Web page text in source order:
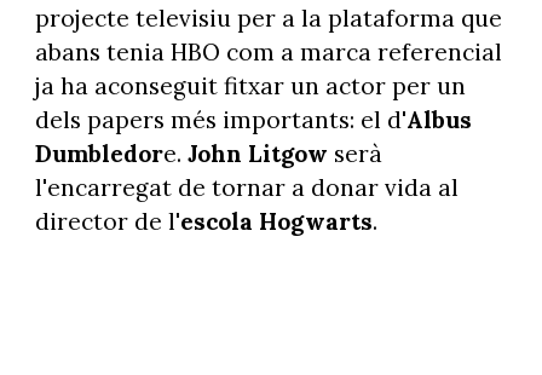
projecte televisiu per a la plataforma que
abans tenia HBO com a marca referencial
ja ha aconseguit fitxar un actor per un
dels papers més importants: el d'Albus
Dumbledore. John Litgow serà
l'encarregat de tornar a donar vida al
director de l'escola Hogwarts.